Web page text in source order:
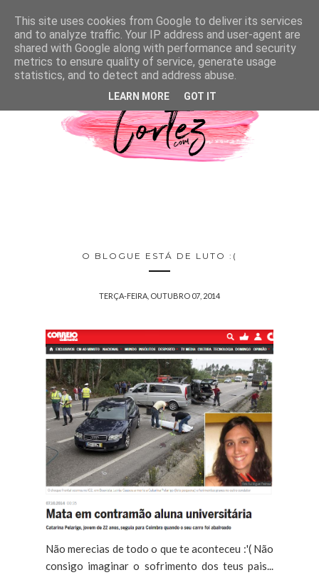
O BLOGUE ESTÁ DE LUTO :(
TERÇA-FEIRA, OUTUBRO 07, 2014
Não merecias de todo o que te aconteceu :'( Não
consigo imaginar o sofrimento dos teus pais...
This site uses cookies from Google to deliver its services
and to analyze traffic. Your IP address and user-agent are
shared with Google along with performance and security
metrics to ensure quality of service, generate usage
statistics, and to detect and address abuse.
LEARN MORE GOT IT